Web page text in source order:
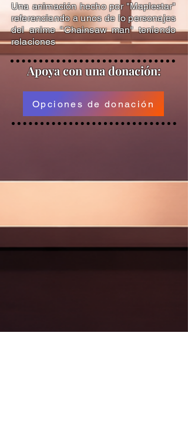
Una animación hecho por "Maplestar"
referenciando a unos de lo personajes
del anime "Chainsaw man" teniendo
relaciones
Apoyacon una donación:
Opciones de donación